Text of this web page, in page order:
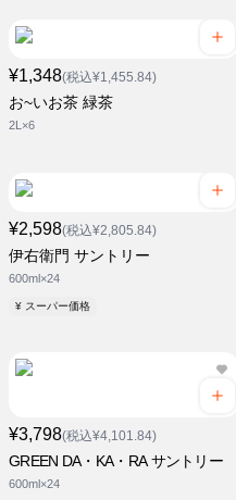
¥1,348(税込¥1,455.84)
お~いお茶 緑茶
2L×6
¥2,598(税込¥2,805.84)
伊右衛門 サントリー
600ml×24
¥ スーパー価格
¥3,798(税込¥4,101.84)
GREEN DA・KA・RA サントリー
600ml×24